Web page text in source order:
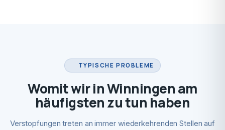
TYPISCHE PROBLEME
Womit wir in Winningen am
häufigsten zu tun haben
Verstopfungen treten an immer wiederkehrenden Stellen auf